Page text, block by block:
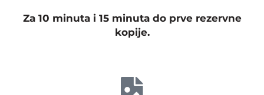
Za 10 minuta i 15 minuta do prve rezervne
kopije.